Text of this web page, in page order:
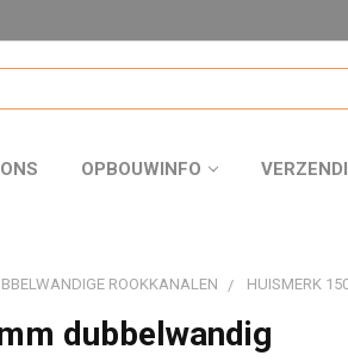
OPBOUWINFO
ROOKKANALEN HUISMERK
dubbelwandig